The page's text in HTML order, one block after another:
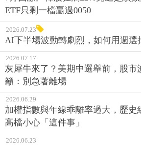
ETF只剩一檔贏過0050
2026.07.23
AI下半場波動轉劇烈，如何用週選
2026.07.17
灰犀牛來了？美期中選舉前，股市
籲：別急著離場
2026.06.29
加權指數與年線乖離率過大，歷史
高檔小心「這件事」
2026.06.23